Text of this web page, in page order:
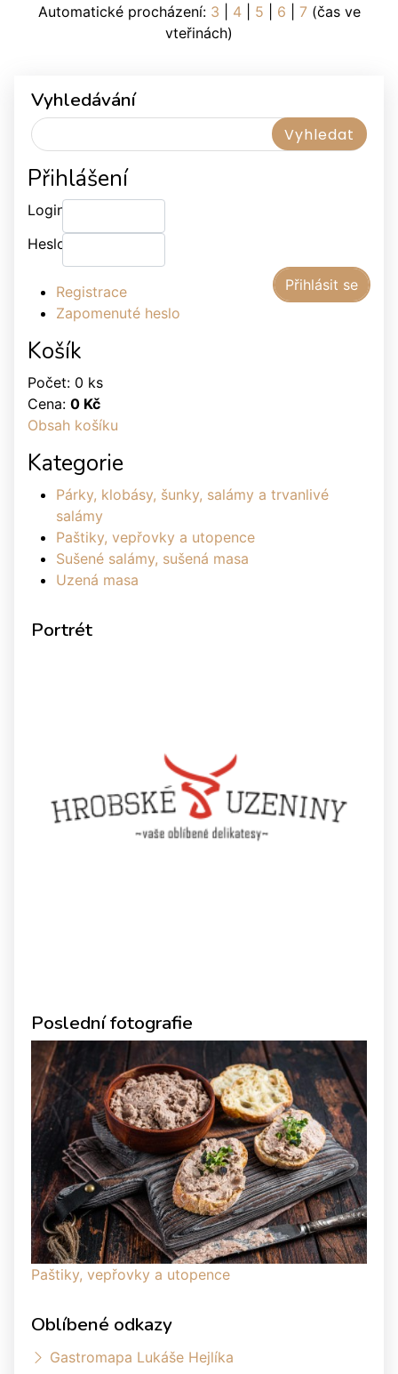
Automatické procházení: 3 4| 5 6 7(čas ve
vteřinách)
Vyhledávání
Přihlášení
Login:
Heslo:
Registrace
Zapomenuté heslo
Košík
Počet: 0 ks
Cena: 0 Kč
Obsah košíku
Kategorie
Párky, klobásy, šunky, salámy a trvanlivé
salámy
Paštiky, vepřovky a utopence
Sušené salámy, sušená masa
Uzená masa
Portrét
Poslední fotografie
Paštiky, vepřovky a utopence
Oblíbené odkazy
Gastromapa Lukáše Hejlíka